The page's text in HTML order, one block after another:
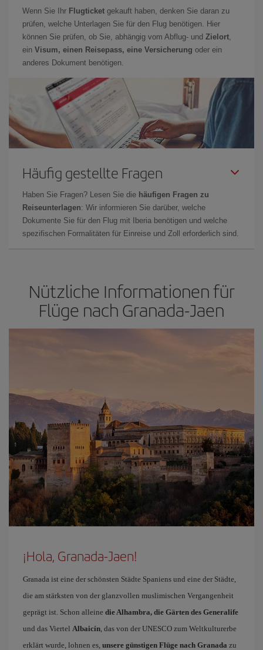
Wenn Sie Ihr Flugticket gekauft haben, denken Sie daran zu
prüfen, welche Unterlagen Sie für den Flug benötigen. Hier
können Sie prüfen, ob Sie, abhängig vom Abflug- und Zielort,
ein Visum, einen Reisepass, eine Versicherung oder ein
anderes Dokument benötigen.
Häufig gestellte Fragen
Haben Sie Fragen? Lesen Sie die häufigen Fragen zu
Reiseunterlagen: Wir informieren Sie darüber, welche
Dokumente Sie für den Flug mit Iberia benötigen und welche
spezifischen Formalitäten für Einreise und Zoll erforderlich sind.
Nützliche Informationen für
Flüge nach Granada-Jaen
¡Hola, Granada-Jaen!
Granada ist eine der schönsten Städte Spaniens und eine der Städte,
die am stärksten von der glanzvollen muslimischen Vergangenheit
geprägt ist. Schon alleine die Alhambra, die Gärten des Generalife
und das Viertel Albaicín, das von der UNESCO zum Weltkulturerbe
erklärt wurde, lohnen es, unsere günstigen Flüge nach Granada zu